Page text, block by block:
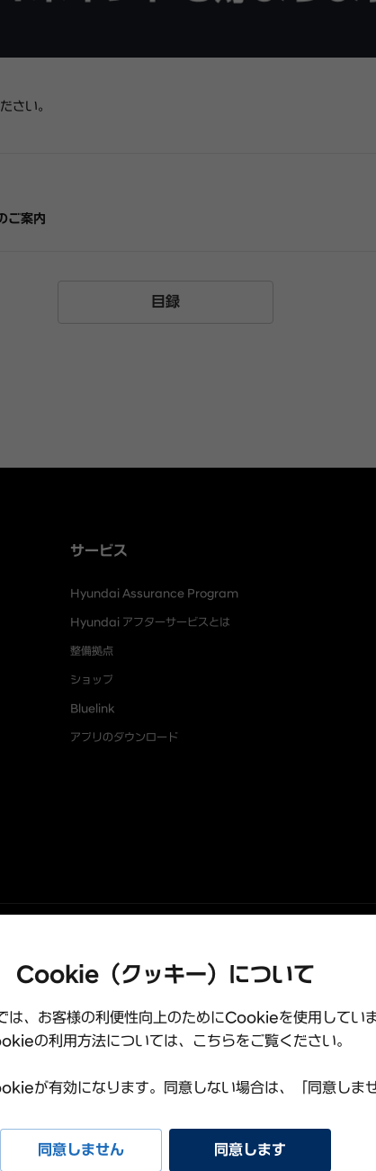
さい。
ご案内
目録
サービス
Hyundai Assurance Program
Hyundai アフターサービスとは
整備拠点
ショップ
Bluelink
アプリのダウンロード
く表記
Worldwide
Cookie（クッキー）について
は、お客様の利便性向上のためにCookieを使用していま
の利用方法については、こちらをご覧ください。
が有効になります。同意しない場合は、「同意しま
同意しません 同意します